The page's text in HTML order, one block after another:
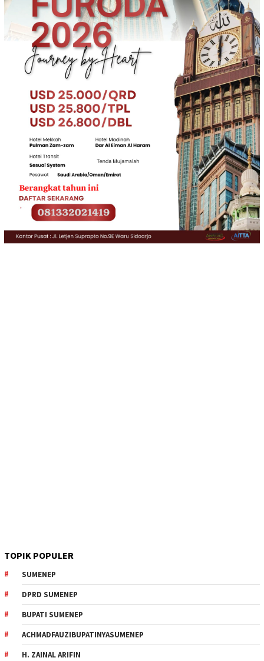
TOPIK POPULER
SUMENEP
DPRD SUMENEP
BUPATI SUMENEP
ACHMADFAUZIBUPATINYASUMENEP
H. ZAINAL ARIFIN